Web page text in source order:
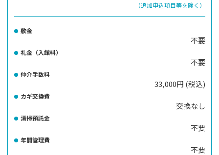
（追加申込項目等を除く）
敷金
不要
礼金（入館料）
不要
仲介手数料
33,000円 (税込)
カギ交換費
交換なし
清掃預託金
不要
年間管理費
不要